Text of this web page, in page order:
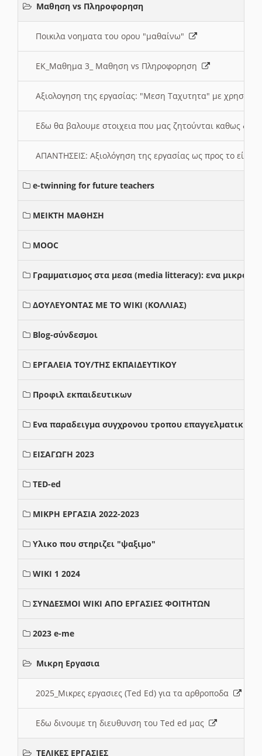
Μαθηση vs Πληροφορηση
Ποικιλα νοηματα του ορου "μαθαίνω"
ΕΚ_Μαθημα 3_ Μαθηση vs Πληροφορηση
Αξιολογηση της εργασίας: "Μεση Ταχυτητα" με χρηση
Εδω θα βαλουμε στοιχεια που μας ζητούνται καθως
ΑΠΑΝΤΗΣΕΙΣ: Αξιολόγηση της εργασίας ως προς το
e-twinning for future teachers
ΜΕΙΚΤΗ ΜΑΘΗΣΗ
MOOC
Γραμματισμος στα μεσα (media litteracy): ενα μικρο
ΔΟΥΛΕΥΟΝΤΑΣ ΜΕ ΤΟ WIKI (ΚΟΛΛΙΑΣ)
Blog-σύνδεσμοι
ΕΡΓΑΛΕΙΑ ΤΟΥ/ΤΗΣ ΕΚΠΑΙΔΕΥΤΙΚΟΥ
Προφιλ εκπαιδευτικων
Ενα παραδειγμα συγχρονου τροπου επαγγελματικης
ΕΙΣΑΓΩΓΗ 2023
TED-ed
ΜΙΚΡΗ ΕΡΓΑΣΙΑ 2022-2023
Υλικο που στηριζει "ψαξιμο"
WIKI 1 2024
ΣΥΝΔΕΣΜΟΙ WIKI ΑΠΟ ΕΡΓΑΣΙΕΣ ΦΟΙΤΗΤΩΝ
2023 e-me
Μικρη Εργασια
2025_Μικρες εργασιες (Ted Ed) για τα αρθροποδα
Εδω δινουμε τη διευθυνση του Ted ed μας
ΤΕΛΙΚΕΣ ΕΡΓΑΣΙΕΣ